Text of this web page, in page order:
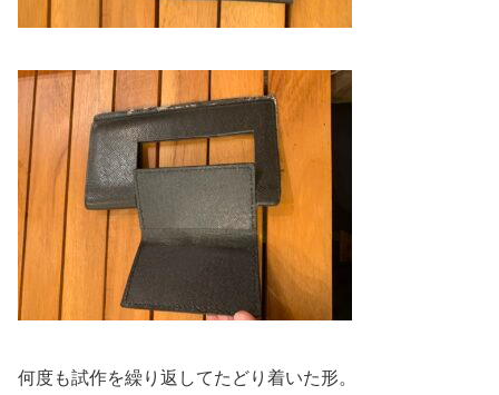
何度も試作を繰り返してたどり着いた形。